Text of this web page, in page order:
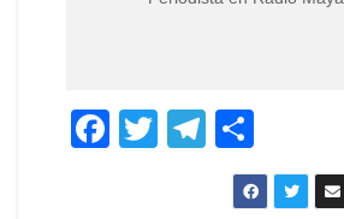
F
T
T
el h
ar